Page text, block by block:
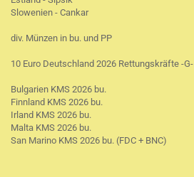
Slowenien - Cankar
div. Münzen in bu. und PP
10 Euro Deutschland 2026 Rettungskräfte -G-
Bulgarien KMS 2026 bu.
Finnland KMS 2026 bu.
Irland KMS 2026 bu.
Malta KMS 2026 bu.
San Marino KMS 2026 bu. (FDC + BNC)